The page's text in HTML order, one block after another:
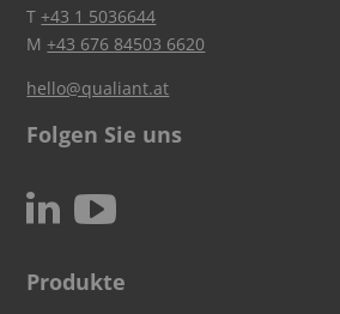
T+43 1 5036644
M+43 676 84503 6620
hello@qualiant.at
Folgen Sie uns
N c
Produkte